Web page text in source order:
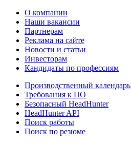
О компании
Наши вакансии
Партнерам
Реклама на сайте
Новости и статьи
Инвесторам
Кандидаты по профессиям
Производственный календарь
Требования к ПО
Безопасный HeadHunter
HeadHunter API
Поиск работы
Поиск по резюме